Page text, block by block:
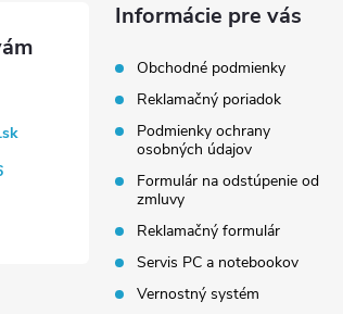
Informácie pre vás
Obchodné podmienky
Reklamačný poriadok
Podmienky ochrany
osobných údajov
Formulár na odstúpenie od
zmluvy
Reklamačný formulár
Servis PC a notebookov
Vernostný systém